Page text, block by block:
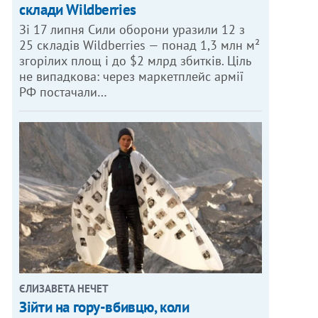
КАТЯ КУНИЦКАЯ
склади Wildberries
Зі 17 липня Сили оборони уразили 12 з
25 складів Wildberries — понад 1,3 млн м²
згорілих площ і до $2 млрд збитків. Ціль
не випадкова: через маркетплейс армії
РФ постачали…
ЄЛИЗАВЕТА НЕЧЕТ
Зійти на гору-вбивцю, коли